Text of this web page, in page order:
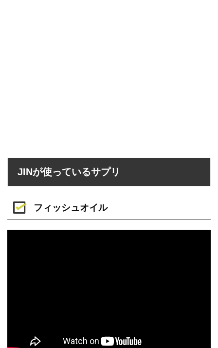
JINが使っているサプリ
フィッシュオイル